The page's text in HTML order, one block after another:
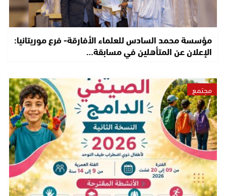
مؤسسة محمد السادس للعلماء الأفارقة- فرع موريتانيا:
الإعلان عن المتأهلين في مسابقة…
مجتمع